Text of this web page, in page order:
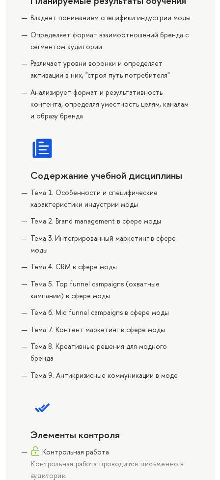
Владеет пониманием специфики индустрии моды
Определяет формат взаимоотношений бренда с
сегментом аудитории
Различает уровни воронки и определяет
активации в них, "строя путь потребителя"
Анализирует формат и результативность
контента, определяя уместность целям, каналам
и образу бренда
Содержание учебной дисциплины
Тема 1. Особенности и специфические
характеристики индустрии моды
Тема 2. Brand management в сфере моды
Тема 3. Интегрированный маркетинг в сфере
моды
Тема 4. CRM в сфере моды
Тема 5. Top funnel campaigns (охватные
кампании) в сфере моды
Тема 6. Mid funnel campaigns в сфере моды
Тема 7. Контент маркетинг в сфере моды
Тема 8. Креативные решения для модного
бренда
Тема 9. Антикризисные коммуникации в моде
Элементы контроля
Контрольная работа
Контрольная работа проводится письменно в
аудитории